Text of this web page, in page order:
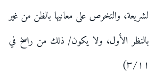
والتخرص على معانيها بالظن من غير
الأول، ولا يكون/ ذلك من راسخ في